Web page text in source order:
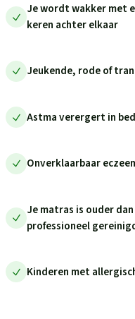
Je wordt wakker met
keren achter elkaar
Jeukende, rode of
Astma verergert in
Onverklaarbaar
Je matras is ouder
professioneel
Kinderen met